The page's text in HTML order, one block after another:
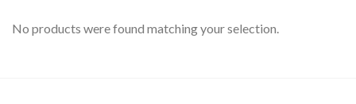
No products were found matching your selection.